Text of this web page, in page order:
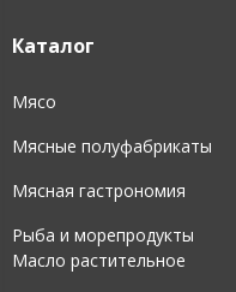
Каталог
Мясо
Мясные полуфабрикаты
Мясная гастрономия
Рыба и морепродукты
Масло растительное